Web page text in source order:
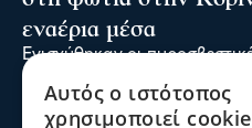
εναέρια μέσα
Ενισχύθηκαν οι
στην πυρκαγιά που έχει
έκταση, στην περιοχή
07 Αυγ 2026, 20:24
Αυτός ο ιστότοπος
χρησιμοποιεί